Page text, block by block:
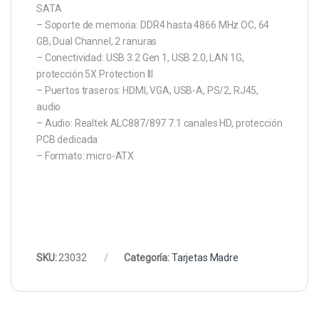
SATA
– Soporte de memoria: DDR4 hasta 4866 MHz OC, 64
GB, Dual Channel, 2 ranuras
– Conectividad: USB 3.2 Gen 1, USB 2.0, LAN 1G,
protección 5X Protection III
– Puertos traseros: HDMI, VGA, USB-A, PS/2, RJ45,
audio
– Audio: Realtek ALC887/897 7.1 canales HD, protección
PCB dedicada
– Formato: micro-ATX
SKU:23032 Categoría:Tarjetas Madre